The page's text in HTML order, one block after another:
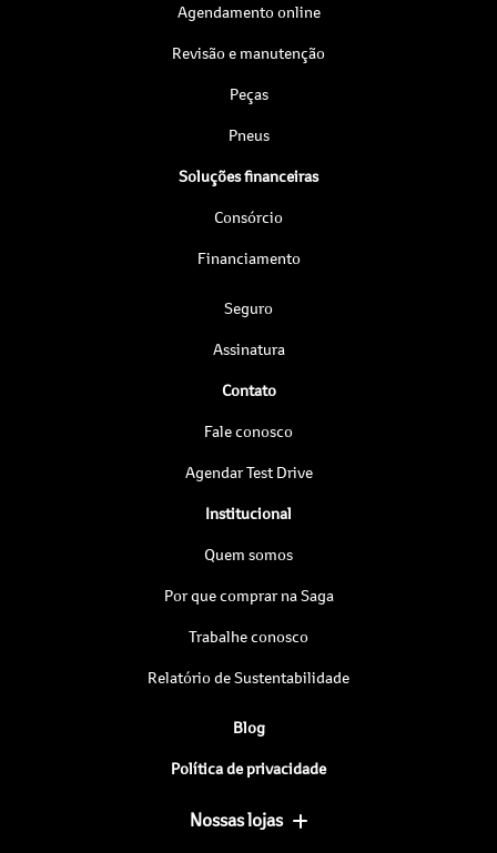
Agendamento online
Revisão e manutenção
Peças
Pneus
Soluções financeiras
Consórcio
Financiamento
Seguro
Assinatura
Contato
Fale conosco
Agendar Test Drive
Institucional
Quem somos
Por que comprar na Saga
Trabalhe conosco
Relatório de Sustentabilidade
Blog
Política de privacidade
Nossas lojas